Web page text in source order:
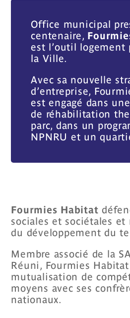
Office municipal
centenaire,
est l’outil logement
la Ville.
Avec sa nouvelle
d’entreprise,
est engagé dans
de réhabilitation
parc, dans un
NPNRU et un
Fourmies Habitat
sociales et sociétales et
du développement du
Membre associé de la
Réuni, Fourmies
mutualisation de
moyens avec ses
nationaux.